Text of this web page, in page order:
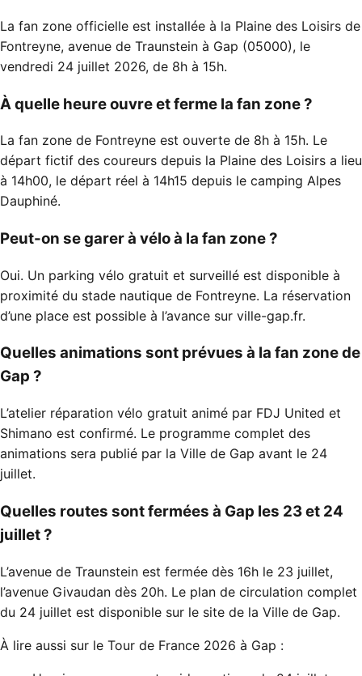
La fan zone officielle est installée à la Plaine des Loisirs de
Fontreyne, avenue de Traunstein à Gap (05000), le
vendredi 24 juillet 2026, de 8h à 15h.
À quelle heure ouvre et ferme la fan zone ?
La fan zone de Fontreyne est ouverte de 8h à 15h. Le
départ fictif des coureurs depuis la Plaine des Loisirs a lieu
à 14h00, le départ réel à 14h15 depuis le camping Alpes
Dauphiné.
Peut-on se garer à vélo à la fan zone ?
Oui. Un parking vélo gratuit et surveillé est disponible à
proximité du stade nautique de Fontreyne. La réservation
d’une place est possible à l’avance sur ville-gap.fr.
Quelles animations sont prévues à la fan zone de
Gap ?
L’atelier réparation vélo gratuit animé par FDJ United et
Shimano est confirmé. Le programme complet des
animations sera publié par la Ville de Gap avant le 24
juillet.
Quelles routes sont fermées à Gap les 23 et 24
juillet ?
L’avenue de Traunstein est fermée dès 16h le 23 juillet,
l’avenue Givaudan dès 20h. Le plan de circulation complet
du 24 juillet est disponible sur le site de la Ville de Gap.
À lire aussi sur le Tour de France 2026 à Gap :